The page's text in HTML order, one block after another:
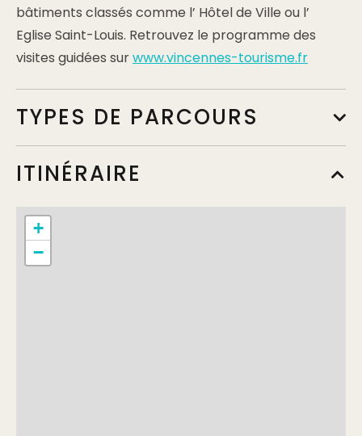
bâtiments classés comme l’ Hôtel de Ville ou l’
Eglise Saint-Louis. Retrouvez le programme des
visites guidées surwww.vincennes-tourisme.fr
TYPES DE PARCOURS
ITINÉRAIRE
+
−